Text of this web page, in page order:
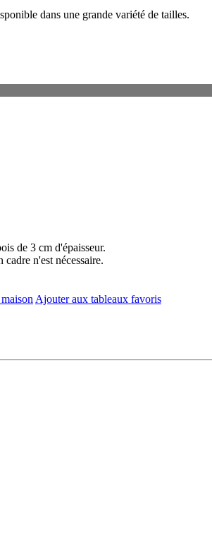
dans une grande variété de tailles.
de 3 cm d'épaisseur.
n'est nécessaire.
Ajouter aux tableaux favoris